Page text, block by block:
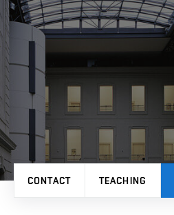
CONTACT TEACHING